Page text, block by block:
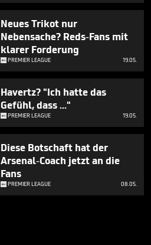
Neues Trikot nur
Nebensache? Reds-Fans mit
klarer Forderung
PREMIER LEAGUE 19.05.
Havertz? "Ich hatte das
Gefühl, dass ..."
PREMIER LEAGUE 19.05.
Diese Botschaft hat der
Arsenal-Coach jetzt an die
Fans
PREMIER LEAGUE 08.05.